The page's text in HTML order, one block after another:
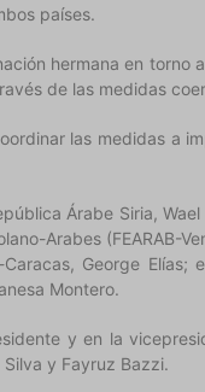
países.
hermana en
de las medidas
las medidas a
Árabe Siria,
Arabes (FEARAB-
George
Montero.
y en la
y Fayruz Bazzi.